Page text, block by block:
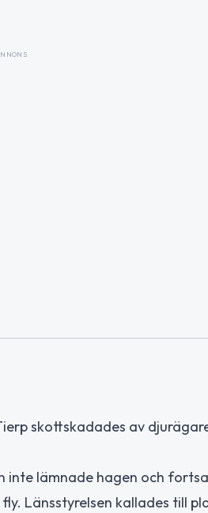
skottskadades av
inte lämnade hagen och
Länsstyrelsen kallades till